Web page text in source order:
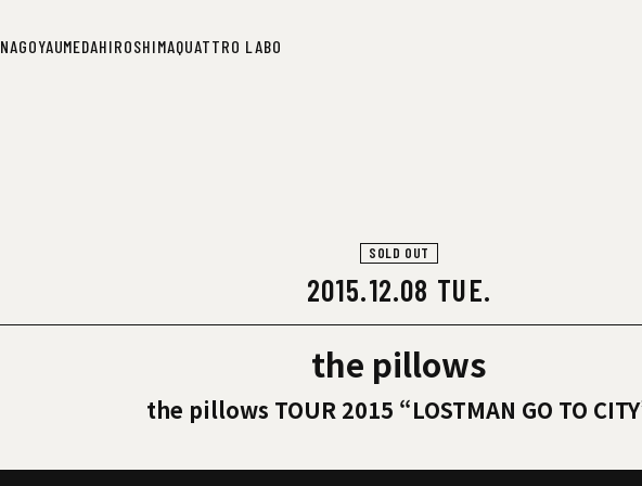
NAGOYAUMEDAHIROSHIMAQUATTRO LABO
SOLD OUT
2015.12.08 TUE.
the pillows
the pillows TOUR 2015 “LOSTMAN GO TO